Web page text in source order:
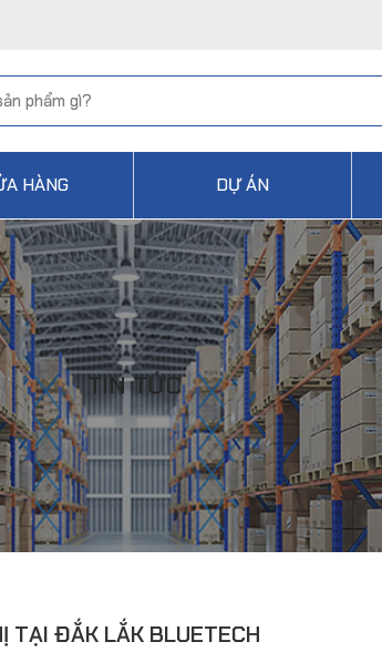
HÀNG DỰ ÁN
TIN TỨC
TẠI ĐẮK LẮK BLUETECH